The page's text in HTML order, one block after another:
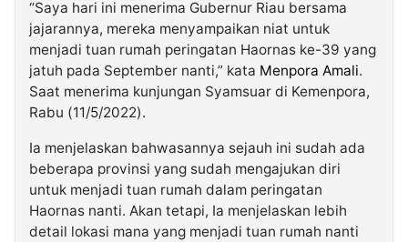
“Saya hari ini menerima Gubernur Riau bersama
jajarannya, mereka menyampaikan niat untuk
menjadi tuan rumah peringatan Haornas ke-39 yang
jatuh pada September nanti,” kata Menpora Amali.
Saat menerima kunjungan Syamsuar di Kemenpora,
Rabu (11/5/2022).
Ia menjelaskan bahwasannya sejauh ini sudah ada
beberapa provinsi yang sudah mengajukan diri
untuk menjadi tuan rumah dalam peringatan
Haornas nanti. Akan tetapi, Ia menjelaskan lebih
detail lokasi mana yang menjadi tuan rumah nanti